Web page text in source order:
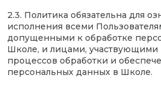
2.3. Политика обязательна для
исполнения всеми
допущенными к обработке
Школе, и лицами, участвующими
процессов обработки и
персональных данных в Школе.